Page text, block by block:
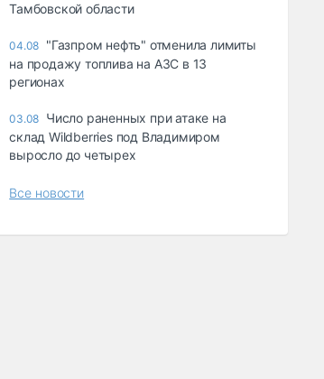
Тамбовской области
04.08 "Газпром нефть" отменила лимиты
на продажу топлива на АЗС в 13
регионах
03.08 Число раненных при атаке на
склад Wildberries под Владимиром
выросло до четырех
Все новости